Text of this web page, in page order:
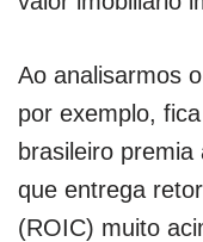
Ao analisarmos o
por exemplo,
brasileiro
que entrega
(ROIC) muito